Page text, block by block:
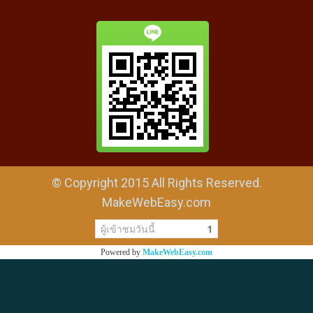
© Copyright 2015 All Rights Reserved.
MakeWebEasy.com
ผู้เข้าชมวันนี้ 1
Powered by MakeWebEasy.com